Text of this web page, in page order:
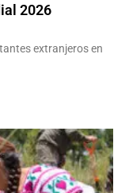
2026
extranjeros en